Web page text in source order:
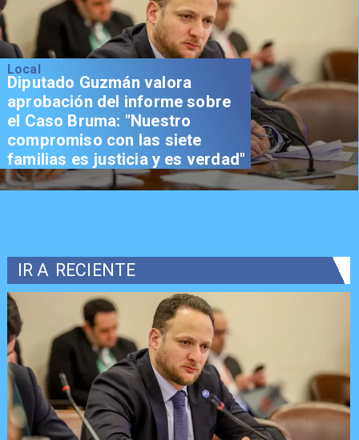
Local
Diputado Guzmán valora
aprobación del informe sobre
el Caso Bruma: "Nuestro
compromiso con las siete
familias es justicia y es verdad"
IR A RECIENTE